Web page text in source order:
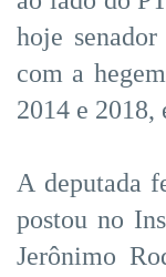
hoje
com a
2014 e
A deputada
postou no
Jerônimo